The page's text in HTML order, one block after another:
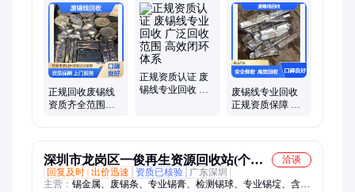
正规回收废锡线
资质齐全范围广
正规资质认证 废
锡线专业回收 广
废锡线专业回收
正规资质保障 保
深圳市龙岗区一俊再生资源回收站(个体
工商户)
洽谈
回复及时 出价迅速 资质已核验
广东深圳
主营： 锡金属、废锡条、专业锡膏、检测锡球、专业锡埞、含银